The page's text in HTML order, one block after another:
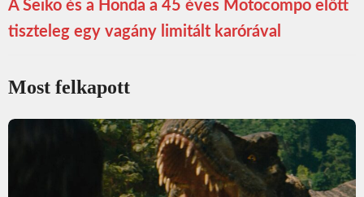
A Seiko és a Honda a 45 éves Motocompo előtt
tiszteleg egy vagány limitált karórával
Most felkapott